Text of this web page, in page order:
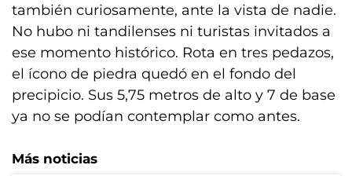
también curiosamente, ante la vista de nadie.
No hubo ni tandilenses ni turistas invitados a
ese momento histórico. Rota en tres pedazos,
el ícono de piedra quedó en el fondo del
precipicio. Sus 5,75 metros de alto y 7 de base
ya no se podían contemplar como antes.
Más noticias